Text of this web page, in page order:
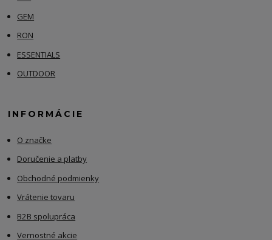
GEM
RON
ESSENTIALS
OUTDOOR
INFORMÁCIE
O značke
Doručenie a platby
Obchodné podmienky
Vrátenie tovaru
B2B spolupráca
Vernostné akcie